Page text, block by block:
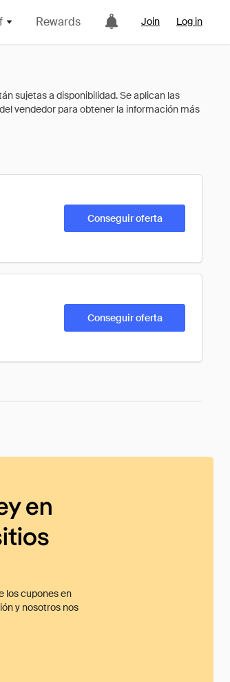
Rewards Join Log in
Conseguir oferta
Conseguir oferta
en
los cupones en
y nosotros nos